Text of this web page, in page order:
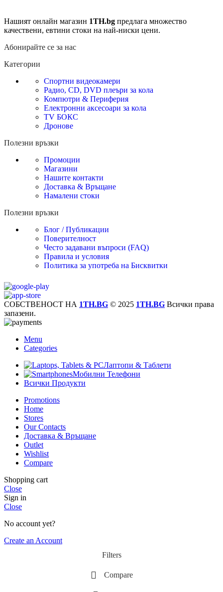
Нашият онлайн магазин 1TH.bg предлага множество
качествени, евтини стоки на най-ниски цени.
Абонирайте се за нас
Категории
Спортни видеокамери
Радио, CD, DVD плеъри за кола
Компютри & Периферия
Електронни аксесоари за кола
TV БОКС
Дронове
Полезни връзки
Промоции
Магазини
Нашите контакти
Доставка & Връщане
Намалени стоки
Полезни връзки
Блог / Публикации
Поверителност
Често задавани въпроси (FAQ)
Правила и условия
Политика за употреба на Бисквитки
СОБСТВЕНОСТ НА 1TH.BG © 2025 1TH.BG Всички права
запазени.
Menu
Categories
Лаптопи & Таблети
Мобилни Телефони
Всички Продукти
Promotions
Home
Stores
Our Contacts
Доставка & Връщане
Outlet
Wishlist
Compare
Shopping cart
Close
Sign in
Close
No account yet?
Create an Account
Filters
Compare